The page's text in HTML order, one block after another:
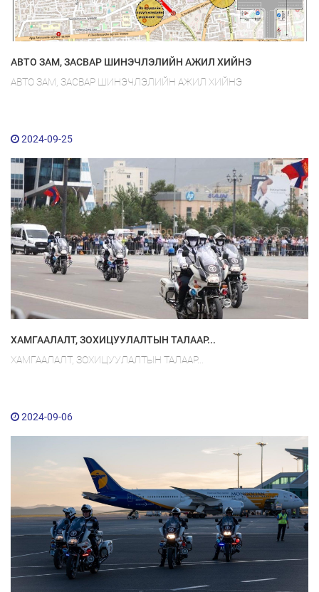
АВТО ЗАМ, ЗАСВАР ШИНЭЧЛЭЛИЙН АЖИЛ ХИЙНЭ
АВТО ЗАМ, ЗАСВАР ШИНЭЧЛЭЛИЙН АЖИЛ ХИЙНЭ
2024-09-25
ХАМГААЛАЛТ, ЗОХИЦУУЛАЛТЫН ТАЛААР...
ХАМГААЛАЛТ, ЗОХИЦУУЛАЛТЫН ТАЛААР...
2024-09-06